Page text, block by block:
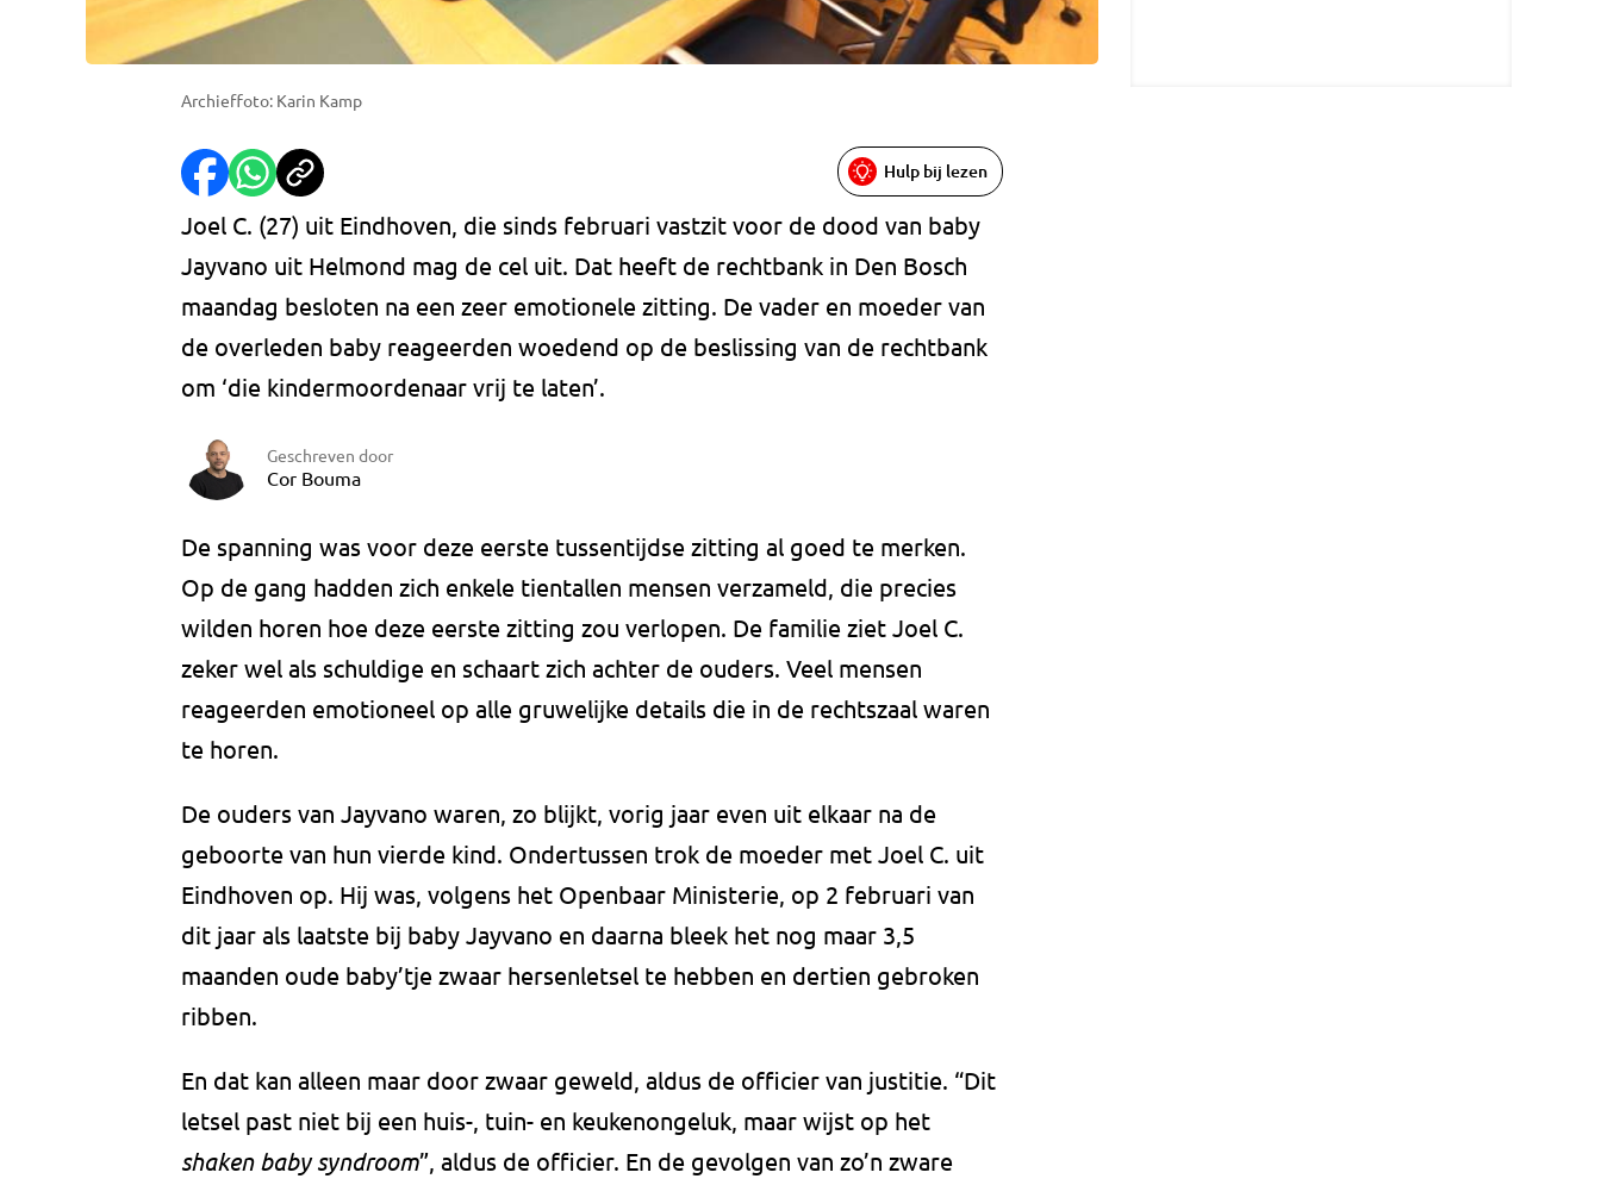
Archieffoto: Karin Kamp
Hulp bij lezen
Joel C. (27) uit Eindhoven, die sinds februari vastzit voor de dood van baby
Jayvano uit Helmond mag de cel uit. Dat heeft de rechtbank in Den Bosch
maandag besloten na een zeer emotionele zitting. De vader en moeder van
de overleden baby reageerden woedend op de beslissing van de rechtbank
om ‘die kindermoordenaar vrij te laten’.
Geschreven door
Cor Bouma
De spanning was voor deze eerste tussentijdse zitting al goed te merken.
Op de gang hadden zich enkele tientallen mensen verzameld, die precies
wilden horen hoe deze eerste zitting zou verlopen. De familie ziet Joel C.
zeker wel als schuldige en schaart zich achter de ouders. Veel mensen
reageerden emotioneel op alle gruwelijke details die in de rechtszaal waren
te horen.
De ouders van Jayvano waren, zo blijkt, vorig jaar even uit elkaar na de
geboorte van hun vierde kind. Ondertussen trok de moeder met Joel C. uit
Eindhoven op. Hij was, volgens het Openbaar Ministerie, op 2 februari van
dit jaar als laatste bij baby Jayvano en daarna bleek het nog maar 3,5
maanden oude baby’tje zwaar hersenletsel te hebben en dertien gebroken
ribben.
En dat kan alleen maar door zwaar geweld, aldus de officier van justitie. “Dit
letsel past niet bij een huis-, tuin- en keukenongeluk, maar wijst op het
shaken baby syndroom”, aldus de officier. En de gevolgen van zo’n zware